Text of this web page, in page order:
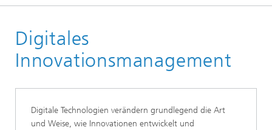
Unsere Kompetenzen
Digitales
Innovationsmanagement
Digitale Technologien verändern grundlegend die Art
und Weise, wie Innovationen entwickelt und